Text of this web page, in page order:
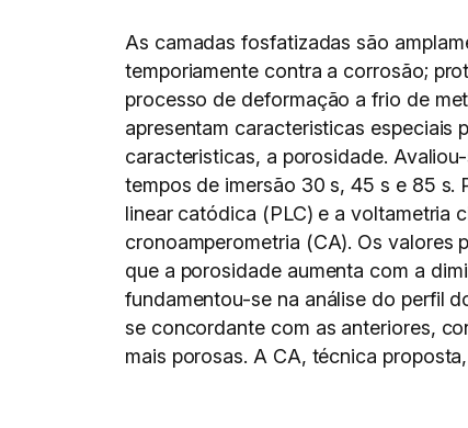
As camadas fosfatizadas são
temporiamente contra a corrosão;
processo de deformação a frio de
apresentam caracteristicas especiais
caracteristicas, a porosidade.
tempos de imersão 30 s, 45 s e 85 s.
linear catódica (PLC) e a voltametria
cronoamperometria (CA). Os valores
que a porosidade aumenta com a
fundamentou-se na análise do perfil
se concordante com as anteriores,
mais porosas. A CA, técnica